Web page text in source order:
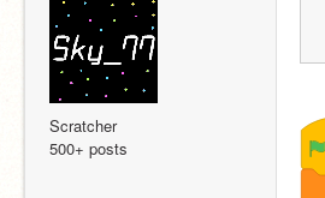
Scratcher
500+ posts